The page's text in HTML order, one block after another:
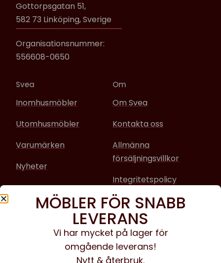
Gottorpsgatan 51,
582 73 Linköping, Sverige
Organisationsnummer:
556608-0650
Svea
Inomhusmöbler
Utomhusmöbler
Varumärken
Nyheter
Om
Om Svea
Kontakta oss
Allmänna
försäljningsvillkor
Integritetspolicy
Sociala media
Facebook
Instagram
MÖBLER FÖR SNABB
LEVERANS
Vi har mycket på lager för
omgående leverans!
Nytt & återbruk.